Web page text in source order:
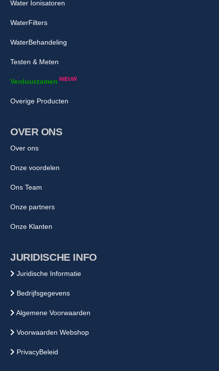
Water Ionisatoren
WaterFilters
WaterBehandeling
Testen & Meten
Verduurzamen NIEUW
Overige Producten
OVER ONS
Over ons
Onze voordelen
Ons Team
Onze partners
Onze Klanten
JURIDISCHE INFO
Juridische Informatie
Bedrijfsgegevens
Algemene Voorwaarden
Voorwaarden Webshop
PrivacyBeleid